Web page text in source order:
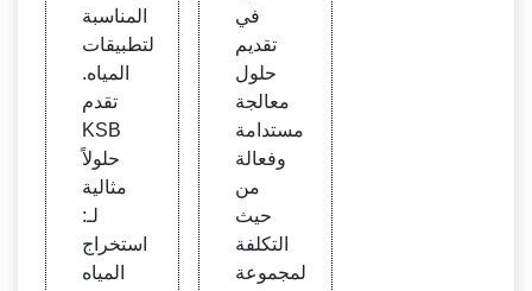
المناسبة
لتطبيقات
المياه.
تقدم
KSB
حلولاً
مثالية
لـ:
استخراج
المياه
في
تقديم
حلول
معالجة
مستدامة
وفعالة
من
حيث
التكلفة
لمجموعة